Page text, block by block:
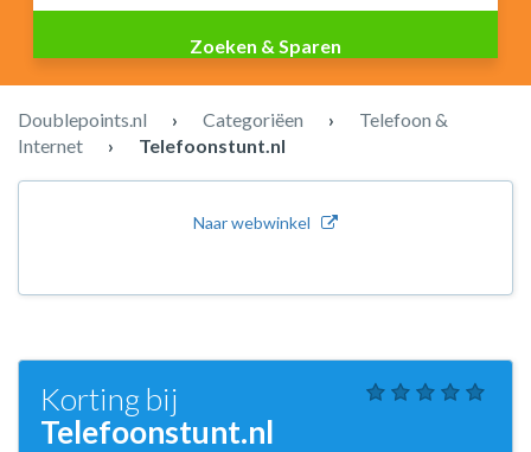
Doublepoints.nl › Categoriëen ›
Telefoon &
Internet
› Telefoonstunt.nl
Naar webwinkel
Korting bij
Telefoonstunt.nl